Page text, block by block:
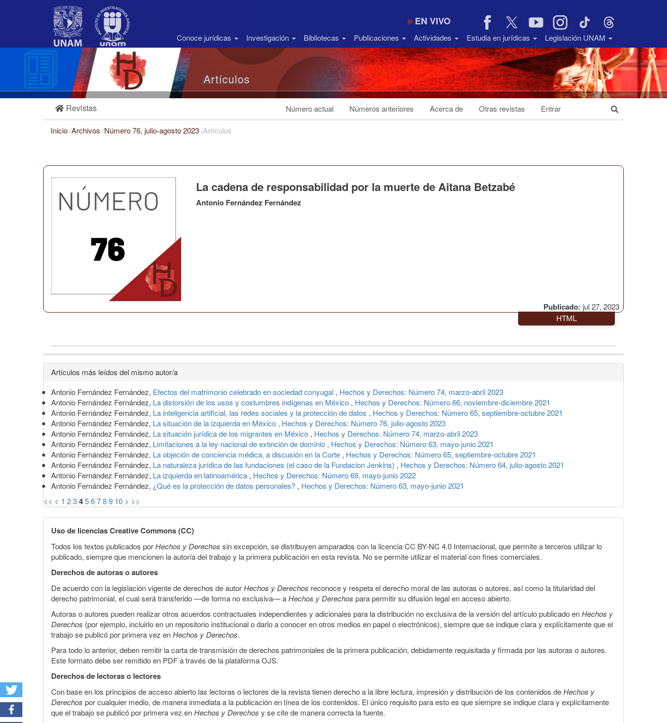
Barra
EN VIVO
Conoce jurídicas Investigación Bibliotecas Publicaciones Actividades Estudia en jurídicas Legislación UNAM
Artículos
Revistas Número actual Números anteriores Acerca de Otras revistas Entrar
Inicio/Archivos /Número 76, julio-agosto 2023/Artículos
Publicado: jul 27, 2023
La cadena de responsabilidad por la muerte de Aitana Betzabé
Antonio Fernández Fernández
HTML
Detalles
del
artículo
Artículos más leídos del mismo autor/a
Antonio Fernández Fernández, Efectos del matrimonio celebrado en sociedad conyugal , Hechos y Derechos: Número 74, marzo-abril 2023
Antonio Fernández Fernández, La distorsión de los usos y costumbres indígenas en México , Hechos y Derechos: Número 66, noviembre-diciembre 2021
Antonio Fernández Fernández, La inteligencia artificial, las redes sociales y la protección de datos , Hechos y Derechos: Número 65, septiembre-octubre 2021
Antonio Fernández Fernández, La situación de la izquierda en México , Hechos y Derechos: Número 76, julio-agosto 2023
Antonio Fernández Fernández, La situación jurídica de los migrantes en México , Hechos y Derechos: Número 74, marzo-abril 2023
Antonio Fernández Fernández, Limitaciones a la ley nacional de extinción de dominio , Hechos y Derechos: Número 63, mayo-junio 2021
Antonio Fernández Fernández, La objeción de conciencia médica, a discusión en la Corte , Hechos y Derechos: Número 65, septiembre-octubre 2021
Antonio Fernández Fernández, La naturaleza jurídica de las fundaciones (el caso de la Fundacion Jenkins) , Hechos y Derechos: Número 64, julio-agosto 2021
Antonio Fernández Fernández, La izquierda en latinoamérica , Hechos y Derechos: Número 69, mayo-junio 2022
Antonio Fernández Fernández, ¿Qué es la protección de datos personales? , Hechos y Derechos: Número 63, mayo-junio 2021
<< < 1 23456789 10 > >>
Uso de licencias Creative Commons (CC)
Todos los textos publicados porHechos y Derechos sin excepción, se distribuyen amparados con la licencia CC BY-NC 4.0 Internacional, que permite a terceros utilizar lo
publicado, siempre que mencionen la autoría del trabajo y la primera publicación en esta revista. No se permite utilizar el material con fines comerciales.
Derechos de autoras o autores
De acuerdo con la legislación vigente de derechos de autorHechos y Derechos reconoce y respeta el derecho moral de las autoras o autores, así como la titularidad del
derecho patrimonial, el cual será transferido —de forma no exclusiva— aHechos y Derechos para permitir su difusión legal en acceso abierto.
Autoras o autores pueden realizar otros acuerdos contractuales independientes y adicionales para la distribución no exclusiva de la versión del artículo publicado enHechos y
Derechos (por ejemplo, incluirlo en un repositorio institucional o darlo a conocer en otros medios en papel o electrónicos), siempre que se indique clara y explícitamente que el
trabajo se publicó por primera vez enHechos y Derechos.
Para todo lo anterior, deben remitir la carta de transmisión de derechos patrimoniales de la primera publicación, debidamente requisitada y firmada por las autoras o autores.
Este formato debe ser remitido en PDF a través de la plataforma OJS.
Derechos de lectoras o lectores
Con base en los principios de acceso abierto las lectoras o lectores de la revista tienen derecho a la libre lectura, impresión y distribución de los contenidos deHechos y
Derechos por cualquier medio, de manera inmediata a la publicación en línea de los contenidos. El único requisito para esto es que siempre se indique clara y explícitamente
que el trabajo se publicó por primera vez enHechos y Derechos y se cite de manera correcta la fuente.